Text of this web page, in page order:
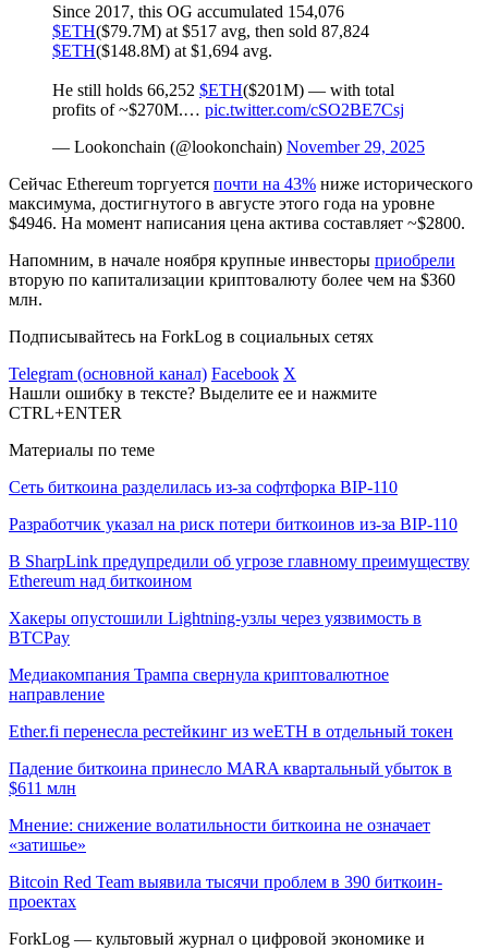
Since 2017, this OG accumulated 154,076
$ETH($79.7M) at $517 avg, then sold 87,824
$ETH($148.8M) at $1,694 avg.
He still holds 66,252 $ETH($201M) — with total
profits of ~$270M.… pic.twitter.com/cSO2BE7Csj
— Lookonchain (@lookonchain) November 29, 2025
Сейчас Ethereum торгуется почти на 43% ниже исторического
максимума, достигнутого в августе этого года на уровне
$4946. На момент написания цена актива составляет ~$2800.
Напомним, в начале ноября крупные инвесторы приобрели
вторую по капитализации криптовалюту более чем на $360
млн.
Подписывайтесь на ForkLog в социальных сетях
Telegram (основной канал) Facebook X
Нашли ошибку в тексте? Выделите ее и нажмите
CTRL+ENTER
Материалы по теме
Сеть биткоина разделилась из-за софтфорка BIP-110
Разработчик указал на риск потери биткоинов из-за BIP-110
В SharpLink предупредили об угрозе главному преимуществу
Ethereum над биткоином
Хакеры опустошили Lightning-узлы через уязвимость в
BTCPay
Медиакомпания Трампа свернула криптовалютное
направление
Ether.fi перенесла рестейкинг из weETH в отдельный токен
Падение биткоина принесло MARA квартальный убыток в
$611 млн
Мнение: снижение волатильности биткоина не означает
«затишье»
Bitcoin Red Team выявила тысячи проблем в 390 биткоин-
проектах
ForkLog — культовый журнал о цифровой экономике и